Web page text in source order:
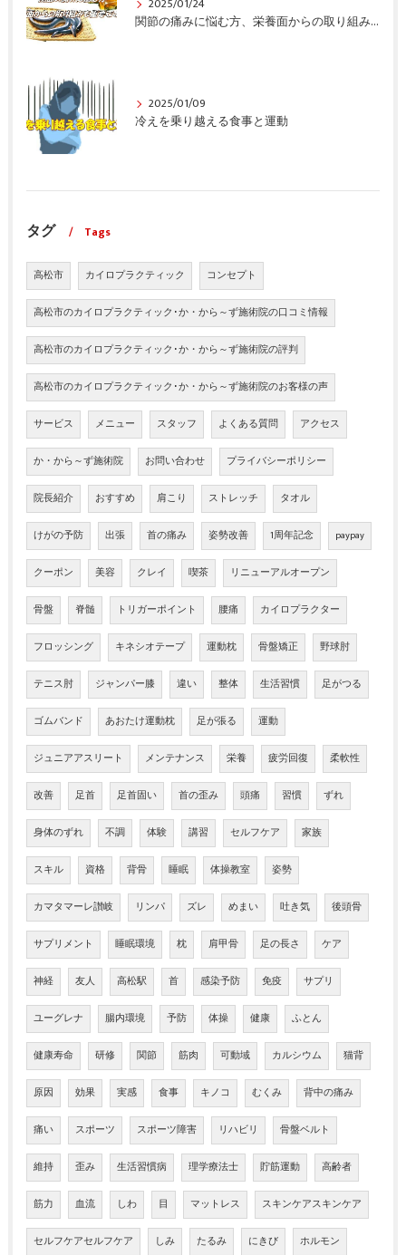
2025/01/24
関節の痛みに悩む方、栄養面からの取り組みも重要ですよ！
2025/01/09
冷えを乗り越える食事と運動
タグ Tags
高松市 カイロプラクティック コンセプト
高松市のカイロプラクティック･か・から～ず施術院の口コミ情報
高松市のカイロプラクティック･か・から～ず施術院の評判
高松市のカイロプラクティック･か・から～ず施術院のお客様の声
サービス メニュー スタッフ よくある質問 アクセス
か・から～ず施術院 お問い合わせ プライバシーポリシー
院長紹介 おすすめ 肩こり ストレッチ タオル
けがの予防 出張 首の痛み 姿勢改善 1周年記念 paypay
クーポン 美容 クレイ 喫茶 リニューアルオープン
骨盤 脊髄 トリガーポイント 腰痛 カイロプラクター
フロッシング キネシオテープ 運動枕 骨盤矯正 野球肘
テニス肘 ジャンパー膝 違い 整体 生活習慣 足がつる
ゴムバンド あおたけ運動枕 足が張る 運動
ジュニアアスリート メンテナンス 栄養 疲労回復 柔軟性
改善 足首 足首固い 首の歪み 頭痛 習慣 ずれ
身体のずれ 不調 体験 講習 セルフケア 家族
スキル 資格 背骨 睡眠 体操教室 姿勢
カマタマーレ讃岐 リンパ ズレ めまい 吐き気 後頭骨
サプリメント 睡眠環境 枕 肩甲骨 足の長さ ケア
神経 友人 高松駅 首 感染予防 免疫 サプリ
ユーグレナ 腸内環境 予防 体操 健康 ふとん
健康寿命 研修 関節 筋肉 可動域 カルシウム 猫背
原因 効果 実感 食事 キノコ むくみ 背中の痛み
痛い スポーツ スポーツ障害 リハビリ 骨盤ベルト
維持 歪み 生活習慣病 理学療法士 貯筋運動 高齢者
筋力 血流 しわ 目 マットレス スキンケアスキンケア
セルフケアセルフケア しみ たるみ にきび ホルモン